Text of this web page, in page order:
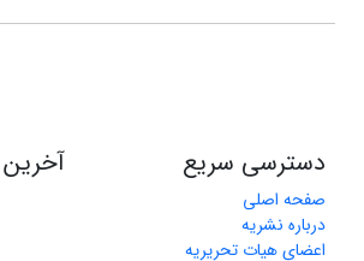
دسترسی سریع
صفحه اصلی
درباره نشریه
اعضای هیات تحریریه
آخرین